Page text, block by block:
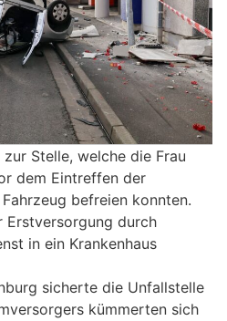
Stelle, welche die Frau
dem Eintreffen der
befreien konnten.
Erstversorgung durch
in ein Krankenhaus
sicherte die Unfallstelle
kümmerten sich